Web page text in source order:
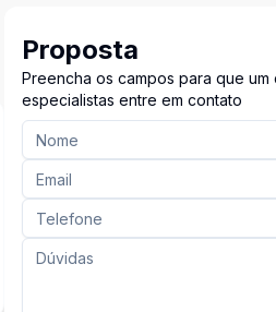
Proposta
Preencha os campos para que um
especialistas entre em contato